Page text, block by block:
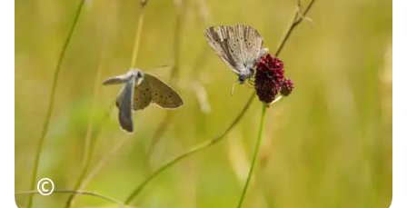
©Urheberrecht